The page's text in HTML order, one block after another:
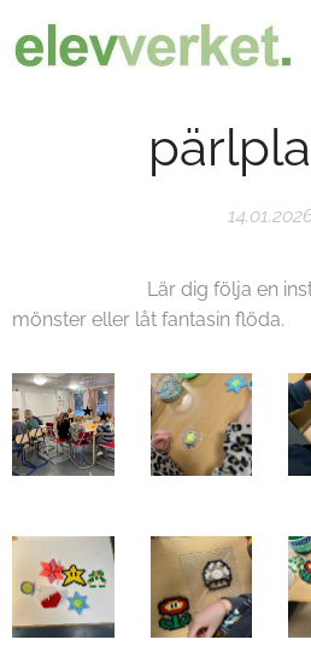
Lär dig följa en
mönster eller låt fantasin flöda.